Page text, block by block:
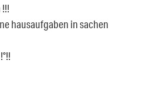
hausaufgaben in sachen